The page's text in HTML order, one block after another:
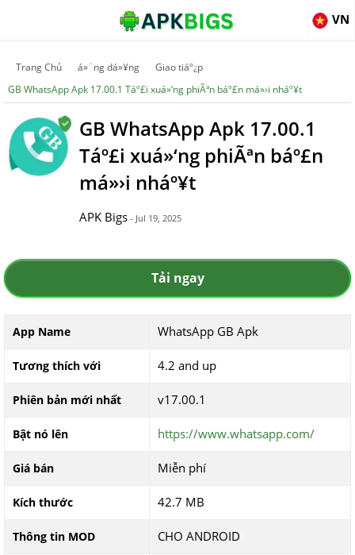
VN
Trang Chủ á»¨ng dá»¥ng
Giao tiáº¿p
GB WhatsApp Apk 17.00.1 Táº£i xuá»‘ng phiÃªn báº£n má»›i nháº¥t
GB WhatsApp Apk 17.00.1
Táº£i xuá»‘ng phiÃªn báº£n
má»›i nháº¥t
APK Bigs - Jul 19, 2025
Tải ngay
App Name WhatsApp GB Apk
Tương thích với 4.2 and up
Phiên bản mới nhất v17.00.1
Bật nó lên https://www.whatsapp.com/
Giá bán Miễn phí
Kích thước 42.7 MB
Thông tin MOD CHO ANDROID